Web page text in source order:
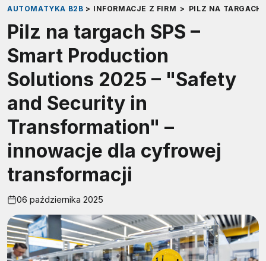
AUTOMATYKA B2B > INFORMACJE Z FIRM > PILZ NA TARGACH
Pilz na targach SPS –
Smart Production
Solutions 2025 – "Safety
and Security in
Transformation" –
innowacje dla cyfrowej
transformacji
06 października 2025